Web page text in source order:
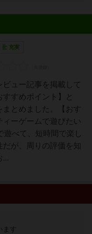
充実
ュー記事を掲載して
すめポイント】と
とめました。【おす
ーゲームで遊びたい
遊べて、短時間で楽し
が、周りの評価を知
...
す